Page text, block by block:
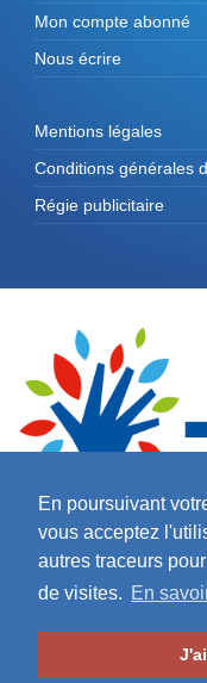
En poursuivant
vous acceptez
autres traceurs
de visites. En
Mon compte abonné
Nous écrire
Mentions légales
Conditions générales
Régie publicitaire
Maires de